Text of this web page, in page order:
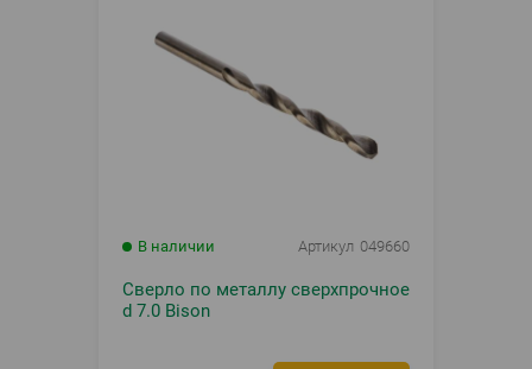
В наличии Артикул 049660
Сверло по металлу сверхпрочное
d 7.0 Bison